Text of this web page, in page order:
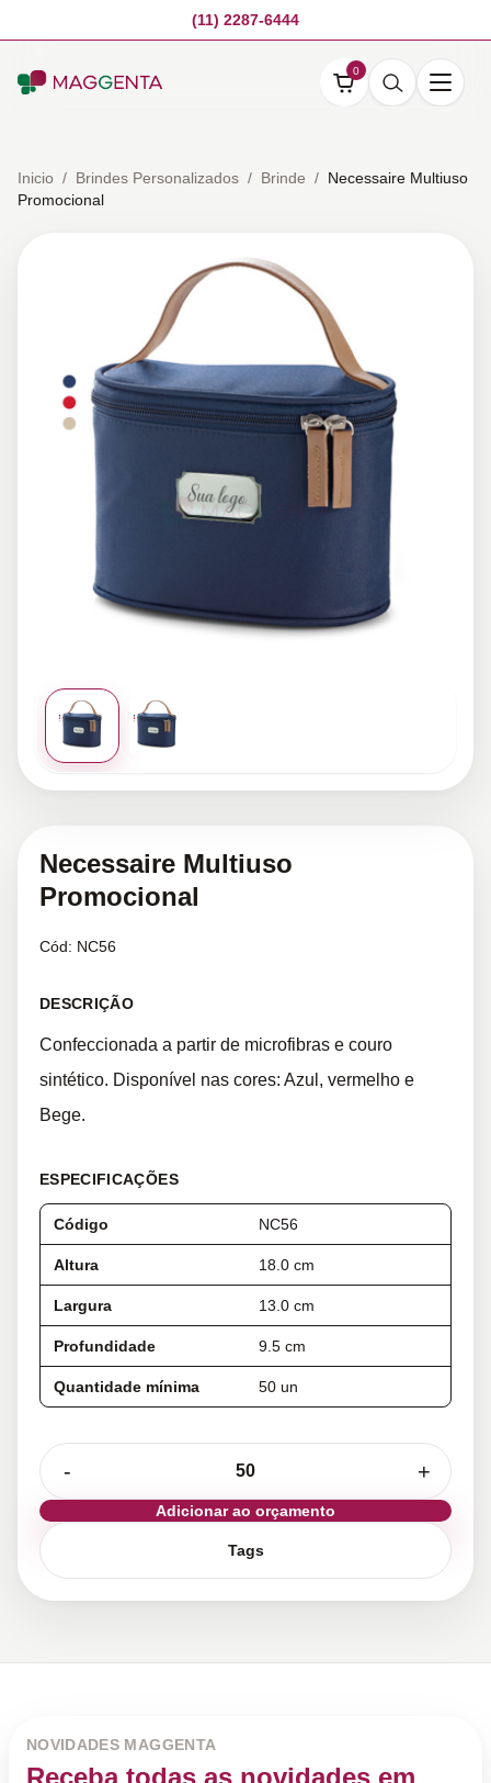
(11) 2287-6444
0
Inicio / Brindes Personalizados / Brinde / Necessaire Multiuso
Promocional
Necessaire Multiuso
Promocional
Cód: NC56
DESCRIÇÃO
Confeccionada a partir de microfibras e couro
sintético. Disponível nas cores: Azul, vermelho e
Bege.
ESPECIFICAÇÕES
Código NC56
Altura 18.0 cm
Largura 13.0 cm
Profundidade 9.5 cm
Quantidade mínima 50 un
- +
Adicionar ao orçamento
Tags
NOVIDADES MAGGENTA
Receba todas as novidades em